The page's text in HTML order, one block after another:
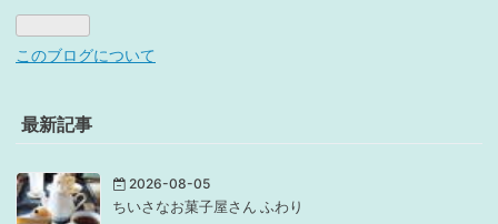
このブログについて
最新記事
2026-08-05
ちいさなお菓子屋さん ふわり